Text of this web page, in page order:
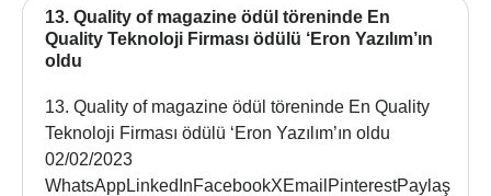
13. Quality of magazine ödül töreninde En
Quality Teknoloji Firması ödülü ‘Eron Yazılım’ın
oldu
13. Quality of magazine ödül töreninde En Quality
Teknoloji Firması ödülü ‘Eron Yazılım’ın oldu
02/02/2023
WhatsAppLinkedInFacebookXEmailPinterestPaylaş